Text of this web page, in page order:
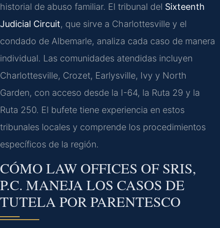
historial de abuso familiar. El tribunal del Sixteenth
Judicial Circuit, que sirve a Charlottesville y el
condado de Albemarle, analiza cada caso de manera
individual. Las comunidades atendidas incluyen
Charlottesville, Crozet, Earlysville, Ivy y North
Garden, con acceso desde la I-64, la Ruta 29 y la
Ruta 250. El bufete tiene experiencia en estos
tribunales locales y comprende los procedimientos
específicos de la región.
CÓMO LAW OFFICES OF SRIS,
P.C. MANEJA LOS CASOS DE
TUTELA POR PARENTESCO